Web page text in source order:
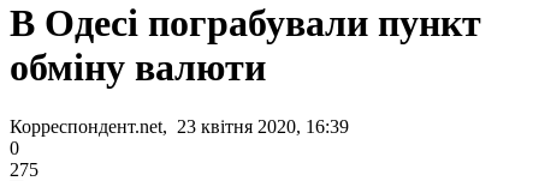
В Одесі пограбували пункт
обміну валюти
Корреспондент.net, 23 квітня 2020, 16:39
0
275